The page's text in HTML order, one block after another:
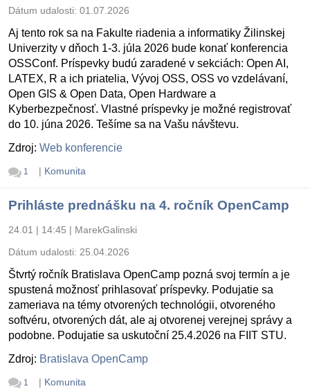
Dátum udalosti: 01.07.2026
Aj tento rok sa na Fakulte riadenia a informatiky Žilinskej
Univerzity v dňoch 1-3. júla 2026 bude konať konferencia
OSSConf. Príspevky budú zaradené v sekciách: Open AI,
LATEX, R a ich priatelia, Vývoj OSS, OSS vo vzdelávaní,
Open GIS & Open Data, Open Hardware a
Kyberbezpečnosť. Vlastné príspevky je možné registrovať
do 10. júna 2026. Tešíme sa na Vašu návštevu.
Zdroj: Web konferencie
1 | Komunita
Prihláste prednášku na 4. ročník OpenCamp
24.01 | 14:45 | MarekGalinski
Dátum udalosti: 25.04.2026
Štvrtý ročník Bratislava OpenCamp pozná svoj termín a je
spustená možnosť prihlasovať príspevky. Podujatie sa
zameriava na témy otvorených technológii, otvoreného
softvéru, otvorených dát, ale aj otvorenej verejnej správy a
podobne. Podujatie sa uskutoční 25.4.2026 na FIIT STU.
Zdroj: Bratislava OpenCamp
1 | Komunita